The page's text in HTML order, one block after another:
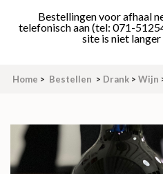
Enter)
Home > Bestellen > Drank > Wijn
Bestellingen voor afhaal
telefonisch aan (tel: 071-
site is niet